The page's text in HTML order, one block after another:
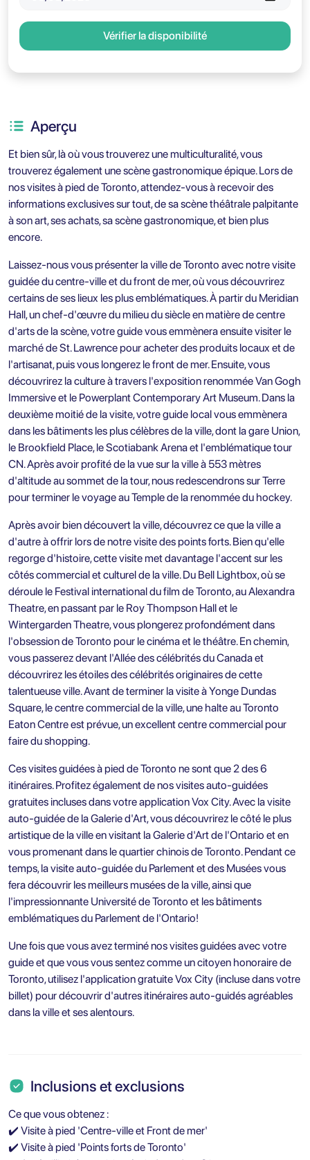
Vérifier la disponibilité
Aperçu
Et bien sûr, là où vous trouverez une multiculturalité, vous
trouverez également une scène gastronomique épique. Lors de
nos visites à pied de Toronto, attendez-vous à recevoir des
informations exclusives sur tout, de sa scène théâtrale palpitante
à son art, ses achats, sa scène gastronomique, et bien plus
encore.
Laissez-nous vous présenter la ville de Toronto avec notre visite
guidée du centre-ville et du front de mer, où vous découvrirez
certains de ses lieux les plus emblématiques. À partir du Meridian
Hall, un chef-d'œuvre du milieu du siècle en matière de centre
d'arts de la scène, votre guide vous emmènera ensuite visiter le
marché de St. Lawrence pour acheter des produits locaux et de
l'artisanat, puis vous longerez le front de mer. Ensuite, vous
découvrirez la culture à travers l'exposition renommée Van Gogh
Immersive et le Powerplant Contemporary Art Museum. Dans la
deuxième moitié de la visite, votre guide local vous emmènera
dans les bâtiments les plus célèbres de la ville, dont la gare Union,
le Brookfield Place, le Scotiabank Arena et l'emblématique tour
CN. Après avoir profité de la vue sur la ville à 553 mètres
d'altitude au sommet de la tour, nous redescendrons sur Terre
pour terminer le voyage au Temple de la renommée du hockey.
Après avoir bien découvert la ville, découvrez ce que la ville a
d'autre à offrir lors de notre visite des points forts. Bien qu'elle
regorge d'histoire, cette visite met davantage l'accent sur les
côtés commercial et culturel de la ville. Du Bell Lightbox, où se
déroule le Festival international du film de Toronto, au Alexandra
Theatre, en passant par le Roy Thompson Hall et le
Wintergarden Theatre, vous plongerez profondément dans
l'obsession de Toronto pour le cinéma et le théâtre. En chemin,
vous passerez devant l'Allée des célébrités du Canada et
découvrirez les étoiles des célébrités originaires de cette
talentueuse ville. Avant de terminer la visite à Yonge Dundas
Square, le centre commercial de la ville, une halte au Toronto
Eaton Centre est prévue, un excellent centre commercial pour
faire du shopping.
Ces visites guidées à pied de Toronto ne sont que 2 des 6
itinéraires. Profitez également de nos visites auto-guidées
gratuites incluses dans votre application Vox City. Avec la visite
auto-guidée de la Galerie d'Art, vous découvrirez le côté le plus
artistique de la ville en visitant la Galerie d'Art de l'Ontario et en
vous promenant dans le quartier chinois de Toronto. Pendant ce
temps, la visite auto-guidée du Parlement et des Musées vous
fera découvrir les meilleurs musées de la ville, ainsi que
l'impressionnante Université de Toronto et les bâtiments
emblématiques du Parlement de l'Ontario!
Une fois que vous avez terminé nos visites guidées avec votre
guide et que vous vous sentez comme un citoyen honoraire de
Toronto, utilisez l'application gratuite Vox City (incluse dans votre
billet) pour découvrir d'autres itinéraires auto-guidés agréables
dans la ville et ses alentours.
Inclusions et exclusions
Ce que vous obtenez :
✔️ Visite à pied 'Centre-ville et Front de mer'
✔️ Visite à pied 'Points forts de Toronto'